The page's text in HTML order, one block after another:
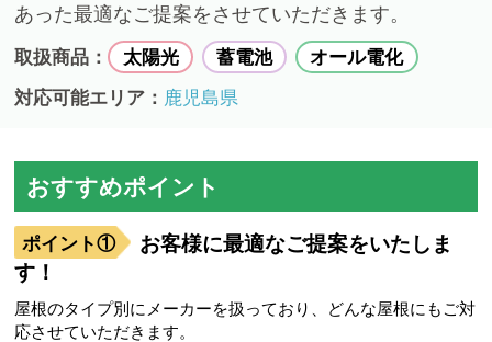
あった最適なご提案をさせていただきます。
取扱商品： 太陽光 蓄電池
オール電化
対応可能エリア： 鹿児島県
おすすめポイント
お客様に最適なご提案をいたしま
す！
屋根のタイプ別にメーカーを扱っており、どんな屋根にもご対
応させていただきます。